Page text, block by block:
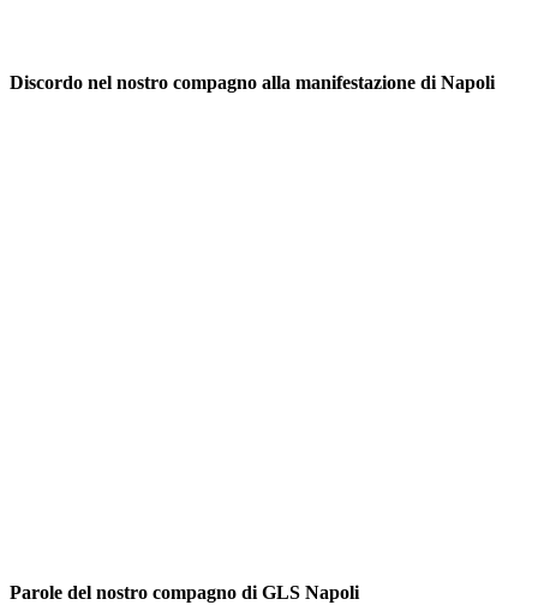
Discordo nel nostro compagno alla manifestazione di Napoli
Parole del nostro compagno di GLS Napoli